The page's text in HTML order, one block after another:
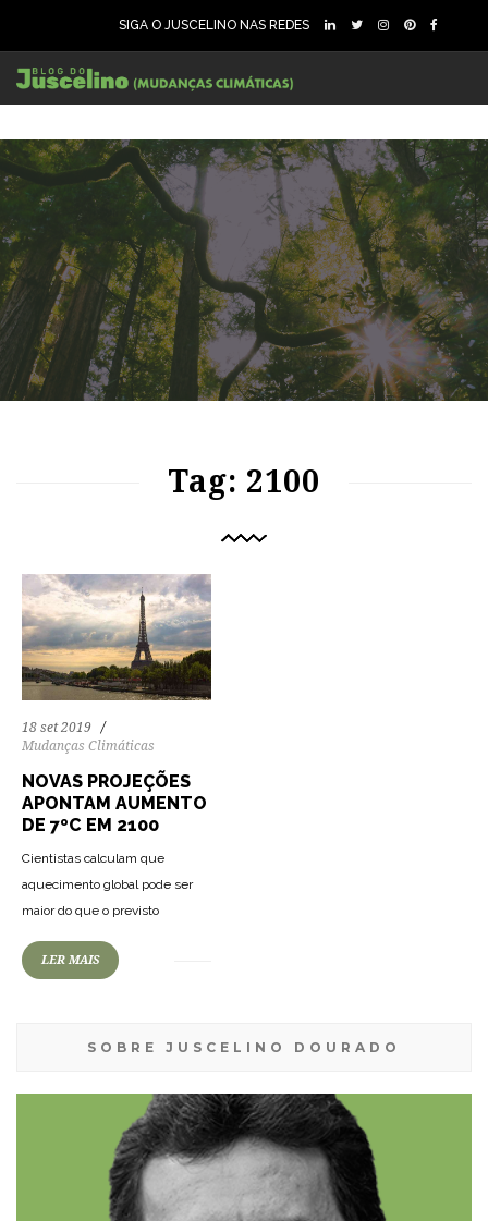
SIGA O JUSCELINO NAS REDES
Tag: 2100
18 set 2019
Mudanças Climáticas
NOVAS PROJEÇÕES
APONTAM AUMENTO
DE 7ºC EM 2100
Cientistas calculam que
aquecimento global pode ser
maior do que o previsto
LER MAIS
SOBRE JUSCELINO DOURADO